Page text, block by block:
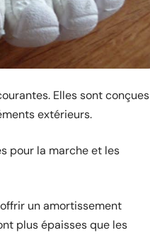
Elles sont conçues
extérieurs.
pour la marche et les
un amortissement
plus épaisses que les